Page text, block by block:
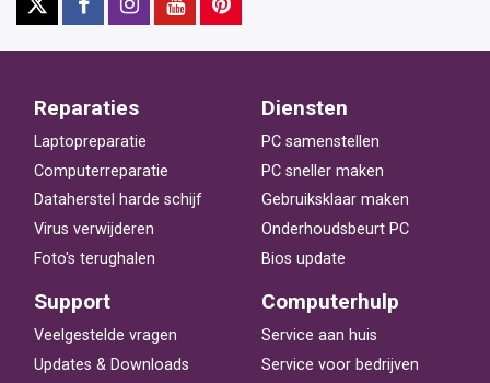
Reparaties
Laptopreparatie
Computerreparatie
Dataherstel harde schijf
Virus verwijderen
Foto's terughalen
Diensten
PC samenstellen
PC sneller maken
Gebruiksklaar maken
Onderhoudsbeurt PC
Bios update
Support
Veelgestelde vragen
Updates & Downloads
Computerhulp
Service aan huis
Service voor bedrijven